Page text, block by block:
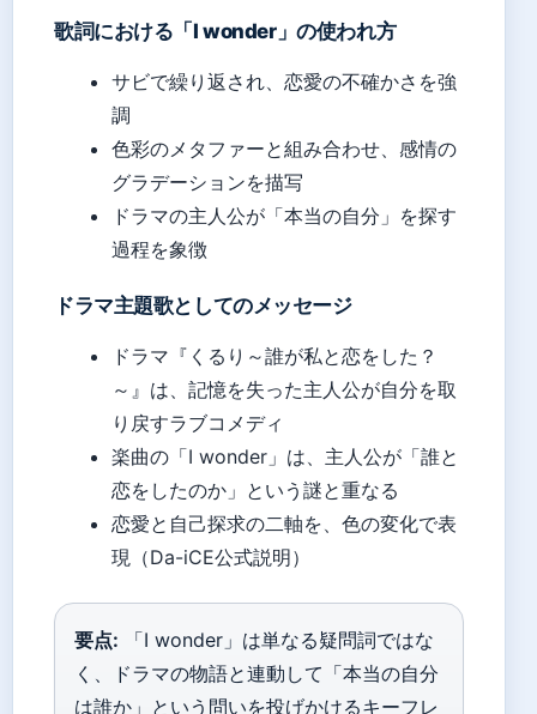
歌詞における「I wonder」の使われ方
サビで繰り返され、恋愛の不確かさを強
調
色彩のメタファーと組み合わせ、感情の
グラデーションを描写
ドラマの主人公が「本当の自分」を探す
過程を象徴
ドラマ主題歌としてのメッセージ
ドラマ『くるり～誰が私と恋をした？
～』は、記憶を失った主人公が自分を取
り戻すラブコメディ
楽曲の「I wonder」は、主人公が「誰と
恋をしたのか」という謎と重なる
恋愛と自己探求の二軸を、色の変化で表
現（Da-iCE公式説明）
要点: 「I wonder」は単なる疑問詞ではな
く、ドラマの物語と連動して「本当の自分
は誰か」という問いを投げかけるキーフレ